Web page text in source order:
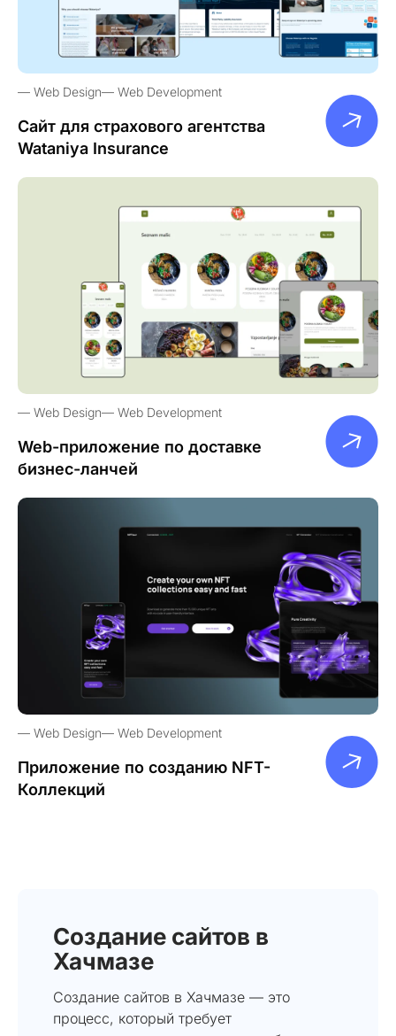
Web Design Web Development
Сайт для страхового агентства
Wataniya Insurance
Web Design Web Development
Web-приложение по доставке
бизнес-ланчей
Web Design Web Development
Приложение по созданию NFT-
Коллекций
Создание сайтов в
Хачмазе
Создание сайтов в Хачмазе — это
процесс, который требует